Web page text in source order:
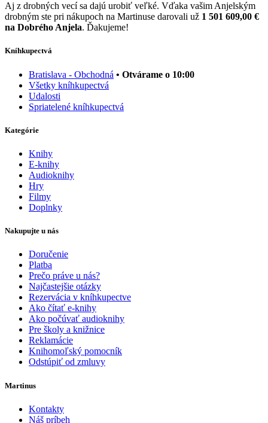
Aj z drobných vecí sa dajú urobiť veľké. Vďaka vašim Anjelským
drobným ste pri nákupoch na Martinuse darovali už 1 501 609,00 €
na Dobrého Anjela. Ďakujeme!
Kníhkupectvá
Bratislava - Obchodná • Otvárame o 10:00
Všetky kníhkupectvá
Udalosti
Spriatelené kníhkupectvá
Kategórie
Knihy
E-knihy
Audioknihy
Hry
Filmy
Doplnky
Nakupujte u nás
Doručenie
Platba
Prečo práve u nás?
Najčastejšie otázky
Rezervácia v kníhkupectve
Ako čítať e-knihy
Ako počúvať audioknihy
Pre školy a knižnice
Reklamácie
Knihomoľský pomocník
Odstúpiť od zmluvy
Martinus
Kontakty
Náš príbeh